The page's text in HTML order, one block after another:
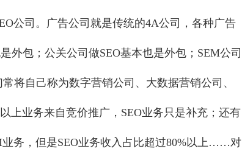
公司。广告公司就是传统的4A公司，各种广告
外包；公关公司做SEO基本也是外包；SEM公司
将自己称为数字营销公司、大数据营销公司、
上业务来自竞价推广，SEO业务只是补充；还有
务，但是SEO业务收入占比超过80%以上……对